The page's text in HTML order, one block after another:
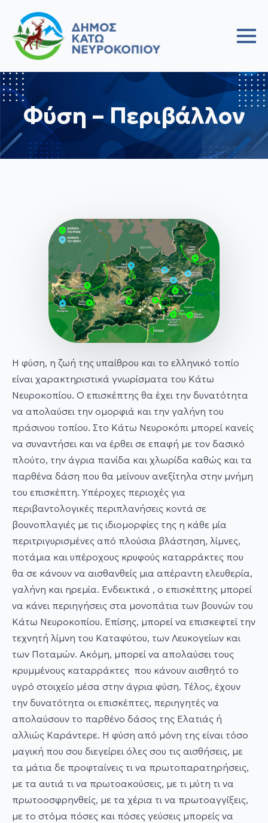
Φύση – Περιβάλλον
Η φύση, η ζωή της υπαίθρου και το ελληνικό τοπίο
είναι χαρακτηριστικά γνωρίσματα του Κάτω
Νευροκοπίου. Ο επισκέπτης θα έχει την δυνατότητα
να απολαύσει την ομορφιά και την γαλήνη του
πράσινου τοπίου. Στο Κάτω Νευροκόπι μπορεί κανείς
να συναντήσει και να έρθει σε επαφή με τον δασικό
πλούτο, την άγρια πανίδα και χλωρίδα καθώς και τα
παρθένα δάση που θα μείνουν ανεξίτηλα στην μνήμη
του επισκέπτη. Υπέροχες περιοχές για
περιβαντολογικές περιπλανήσεις κοντά σε
βουνοπλαγιές με τις ιδιομορφίες της η κάθε μία
περιτριγυρισμένες από πλούσια βλάστηση, λίμνες,
ποτάμια και υπέροχους κρυφούς καταρράκτες που
θα σε κάνουν να αισθανθείς μια απέραντη ελευθερία,
γαλήνη και ηρεμία. Ενδεικτικά , ο επισκέπτης μπορεί
να κάνει περιηγήσεις στα μονοπάτια των βουνών του
Κάτω Νευροκοπίου. Επίσης, μπορεί να επισκεφτεί την
τεχνητή λίμνη του Καταφύτου, των Λευκογείων και
των Ποταμών. Ακόμη, μπορεί να απολαύσει τους
κρυμμένους καταρράκτες που κάνουν αισθητό το
υγρό στοιχείο μέσα στην άγρια φύση. Τέλος, έχουν
την δυνατότητα οι επισκέπτες, περιηγητές να
απολαύσουν το παρθένο δάσος της Ελατιάς ή
αλλιώς Καράντερε. Η φύση από μόνη της είναι τόσο
μαγική που σου διεγείρει όλες σου τις αισθήσεις, με
τα μάτια δε προφταίνεις τι να πρωτοπαρατηρήσεις,
με τα αυτιά τι να πρωτοακούσεις, με τι μύτη τι να
πρωτοοσφρηνθείς, με τα χέρια τι να πρωτοαγγίξεις,
με το στόμα πόσες και πόσες γεύσεις μπορείς να